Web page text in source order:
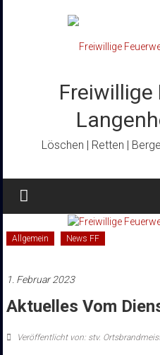
Freiwillige
Löschen | Retten |
Allgemein News FF
1. Februar 2023
Aktuelles Vom
Veröffentlicht von: stv.